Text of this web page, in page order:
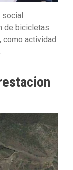
social
de bicicletas
como actividad